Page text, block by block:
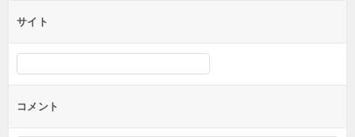
サイト
コメント